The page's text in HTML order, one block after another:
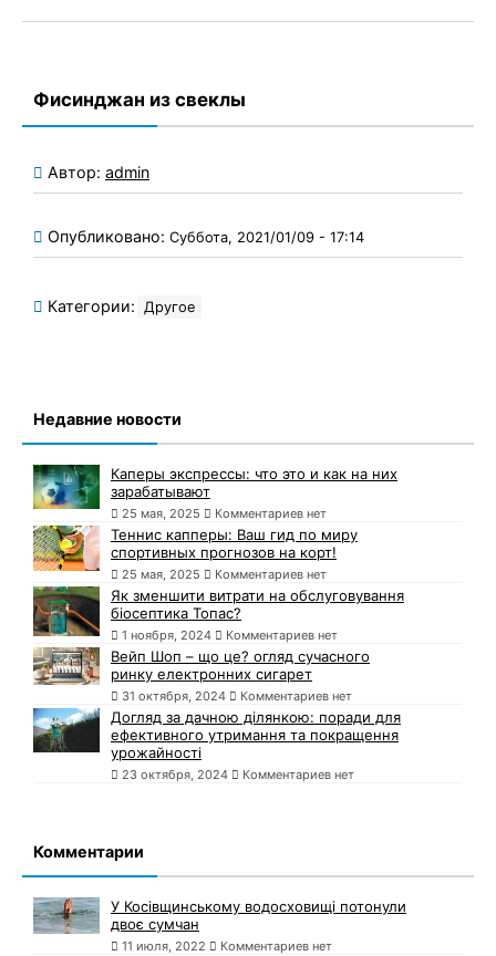
Фисинджан из свеклы
Автор: admin
Опубликовано: Суббота, 2021/01/09 - 17:14
Категории: Другое
Недавние новости
Каперы экспрессы: что это и как на них
зарабатывают
25 мая, 2025 Комментариев нет
Теннис капперы: Ваш гид по миру
спортивных прогнозов на корт!
25 мая, 2025 Комментариев нет
Як зменшити витрати на обслуговування
біосептика Топас?
1 ноября, 2024 Комментариев нет
Вейп Шоп – що це? огляд сучасного
ринку електронних сигарет
31 октября, 2024 Комментариев нет
Догляд за дачною ділянкою: поради для
ефективного утримання та покращення
урожайності
23 октября, 2024 Комментариев нет
Комментарии
У Косівщинському водосховищі потонули
двоє сумчан
11 июля, 2022 Комментариев нет